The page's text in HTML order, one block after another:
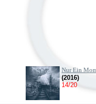
Nur Ein
(2016)
14/20